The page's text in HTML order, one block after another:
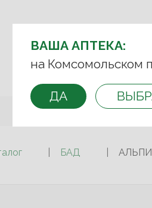
ВЫБЕРИТЕ АПТЕКУ:
ВАША АПТЕКА:
на Комсомольском
ДА
+7 (993) 253 45 93
Доставка и оплата
БАД